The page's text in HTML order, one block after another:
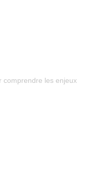
comprendre les enjeux